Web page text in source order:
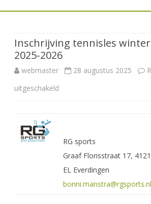
de
inhoud
Inschrijving tennisles
2025-2026
webmaster 28 augustus 2025
uitgeschakeld
winterseizoen
2025-
RG sports
Graaf Florisstraat 17, 4121
EL Everdingen
bonni.manstra@rgsports.nl